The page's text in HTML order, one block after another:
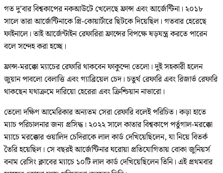
গত দু’বার বিশ্বকাপের নকআউটে খেলেছে ফ্রান্স এবং আর্জেন্টিনা। ২০১৮
সালে তারা আর্জেন্টিনাকে প্রি-কোয়ার্টারে ছিটকে দিয়েছিল। গতবার হেরেছে
ফাইনালে। তাই আর্জেন্টাইন রেফারিরা ফ্রান্সের বিপক্ষে ষড়যন্ত্র করতে পারেন
বলে সন্দেহ করা হচ্ছে।
ফ্রান্স-মরক্কো ম্যাচের রেফারি থাকবেন ফাকুন্দো তেলো। দুই সহকারী হলেন
জুয়ান পাবলো বেলাত্তি এবং গ্যাব্রিয়েল চেদ। চতুর্থ রেফারি এবং রিজার্ভ রেফারি
থাকছেন যথাক্রমে দারিয়ো হেরেরা এবং ক্রিশ্চিয়ান নাভারো।
তেলো দক্ষিণ আমেরিকার অন্যতম সেরা রেফারি বলেই পরিচিত। কড়া হাতে
ম্যাচ পরিচালনার জন্য প্রসিদ্ধ। ২০২২ সালে কাতার বিশ্বকাপে পর্তুগাল-মরক্কো
ম্যাচে মরক্কোর ওয়ালিদ চেদিরাকে লাল কার্ড দেখিয়েছিলেন, যা নিয়ে বিতর্ক
তৈরি হয়েছিল। সে বছরই আর্জেন্টিনার ঘরোয়া প্রতিযোগিতায় বোকা জুনিয়র্স
বনাম রেসিং ক্লাবের ম্যাচে ১০টি লাল কার্ড দেখিয়েছিলেন তিনি। এই প্রথমবার